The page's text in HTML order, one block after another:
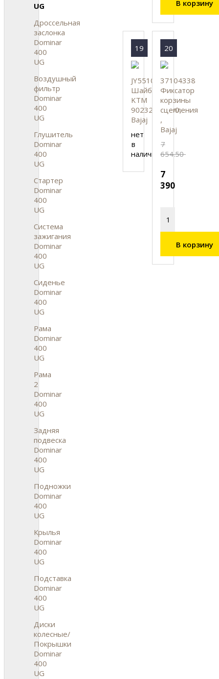
UG
Дроссельная
заслонка
Dominar
400
UG
Воздушный
фильтр
Dominar
400
UG
Глушитель
Dominar
400
UG
Стартер
Dominar
400
UG
Система
зажигания
Dominar
400
UG
Сиденье
Dominar
400
UG
Рама
Dominar
400
UG
Рама
2
Dominar
400
UG
Задняя
подвеска
Dominar
400
UG
Подножки
Dominar
400
UG
Крылья
Dominar
400
UG
Подставка
Dominar
400
UG
Диски
колесные/
Покрышки
Dominar
400
UG
В корзину
19
JY551019
Шайба
KTM
90232017000,
Bajaj
нет
в
наличии
20
37104338
Фиксатор
корзины
сцепления
,
Bajaj
7
654.50
7
390
В корзину